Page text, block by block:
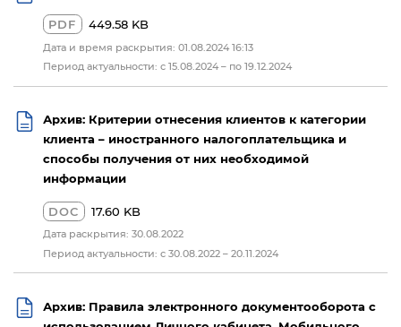
PDF 449.58 KB
Дата и время раскрытия: 01.08.2024 16:13
Период актуальности: с 15.08.2024 – по 19.12.2024
Архив: Критерии отнесения клиентов к категории
клиента – иностранного налогоплательщика и
способы получения от них необходимой
информации
DOC 17.60 KB
Дата раскрытия: 30.08.2022
Период актуальности: с 30.08.2022 – 20.11.2024
Архив: Правила электронного документооборота с